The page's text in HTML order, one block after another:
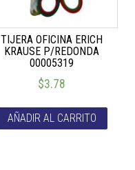
TIJERA OFICINA ERICH
KRAUSE P/REDONDA
00005319
$3.78
AÑADIR AL CARRITO